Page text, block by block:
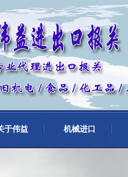
于伟益 机械进口